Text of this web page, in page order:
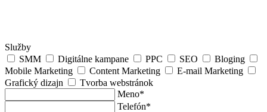
Služby
SMM
Digitálne kampane PPC SEO
Bloging
Mobile Marketing
Content Marketing
E-mail Marketing
Grafický dizajn
Tvorba webstránok
Meno*
Telefón*